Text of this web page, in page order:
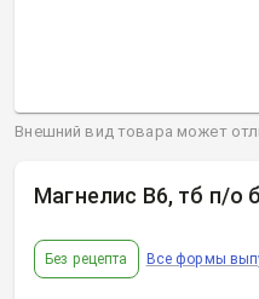
Магнелис В6, тб п/о
Без рецепта Все формы
Внешний вид товара может